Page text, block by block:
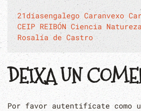
21díasengalego Caranvexo
CEIP REIBÓN Ciencia Natureza
Rosalía de Castro
DEIXA UN
Por favor autentifícate como